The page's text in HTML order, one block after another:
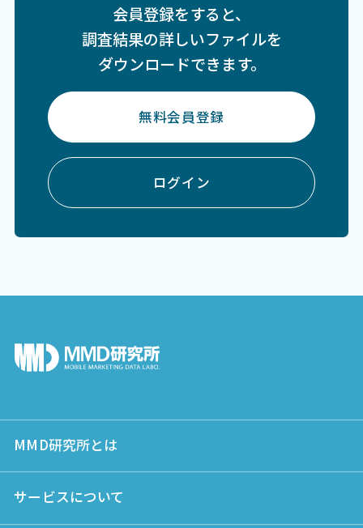
会員登録をすると、
調査結果の詳しいファイルを
ダウンロードできます。
無料会員登録
ログイン
MMD研究所とは
サービスについて